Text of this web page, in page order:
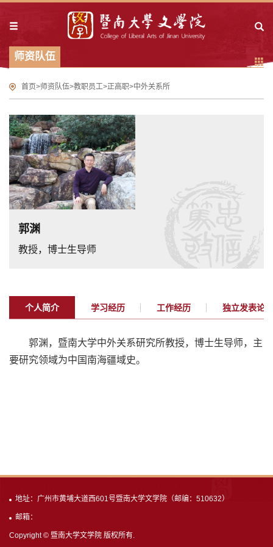
师资队伍
首页>师资队伍>教职员工>正高职>中外关系所
郭渊
教授，博士生导师
个人简介 学习经历 工作经历 独立发表论
郭渊，暨南大学中外关系研究所教授，博士生导师，主
要研究领域为中国南海疆域史。
地址：广州市黄埔大道西601号暨南大学文学院（邮编：510632）
邮箱：
Copyright © 暨南大学文学院 版权所有.